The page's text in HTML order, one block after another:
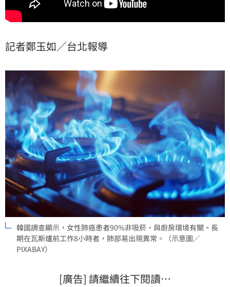
記者鄭玉如／台北報導
韓國調查顯示，女性肺癌患者90%非吸菸，與廚房環境有關。長
期在瓦斯爐前工作8小時者，肺部易出現異常。（示意圖／
PIXABAY）
[廣告] 請繼續往下閱讀…